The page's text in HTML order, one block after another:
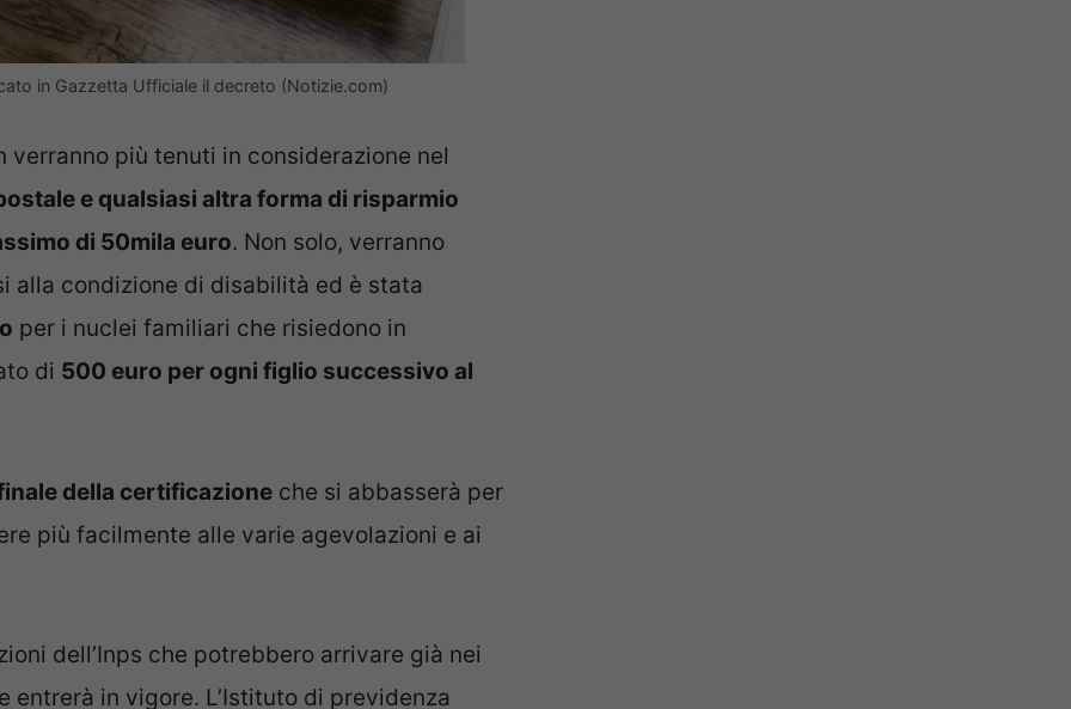
in Gazzetta Ufficiale il decreto (Notizie.com)
più tenuti in considerazione nel
e qualsiasi altra forma di risparmio
di 50mila euro. Non solo, verranno
alla condizione di disabilità ed è stata
per i nuclei familiari che risiedono in
di 500 euro per ogni figlio successivo al
della certificazione che si abbasserà per
più facilmente alle varie agevolazioni e ai
dell’Inps che potrebbero arrivare già nei
in vigore. L’Istituto di previdenza